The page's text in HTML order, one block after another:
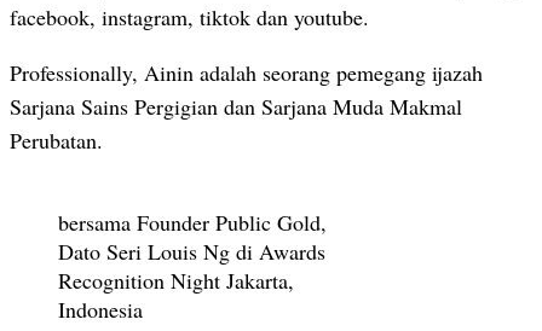
facebook, instagram, tiktok dan youtube.
Professionally, Ainin adalah seorang pemegang ijazah
Sarjana Sains Pergigian dan Sarjana Muda Makmal
Perubatan.
bersama Founder Public Gold,
Dato Seri Louis Ng di Awards
Recognition Night Jakarta,
Indonesia